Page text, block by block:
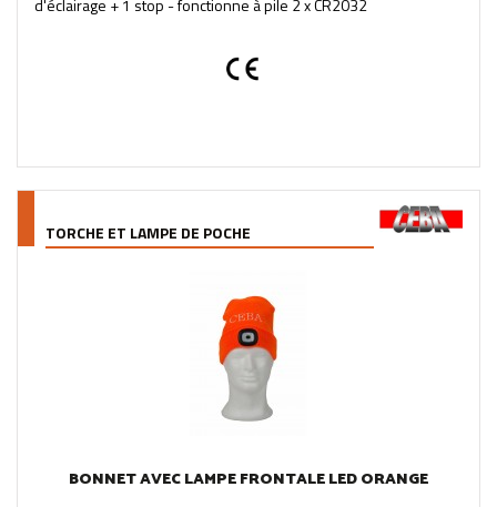
d'éclairage + 1 stop - fonctionne à pile 2 x CR2032
TORCHE ET LAMPE DE POCHE
BONNET AVEC LAMPE FRONTALE LED ORANGE